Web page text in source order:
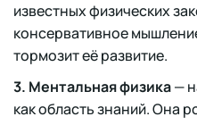
известных физических
консервативное
тормозит её развитие.
3. Ментальная физика—
как область знаний. Она